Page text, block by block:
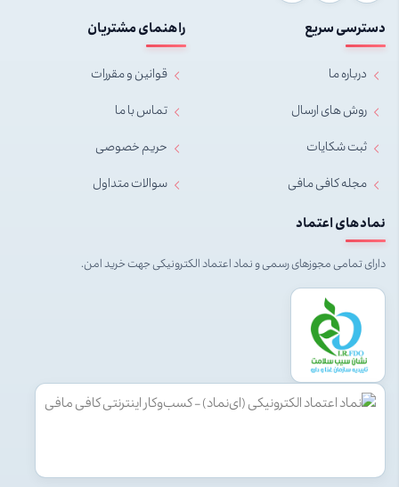
دسترسی سریع
درباره ما
روش های ارسال
ثبت شکایات
مجله کافی مافی
راهنمای مشتریان
قوانین و مقررات
تماس با ما
حریم خصوصی
سوالات متداول
نمادهای اعتماد
دارای تمامی مجوزهای رسمی و نماد اعتماد الکترونیکی جهت خرید امن.